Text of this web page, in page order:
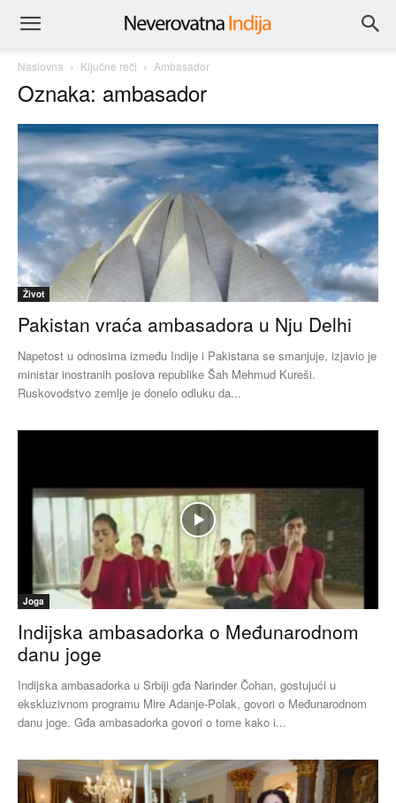
Naslovna Ključne reči Ambasador
Oznaka: ambasador
Život
Pakistan vraća ambasadora u Nju Delhi
Napetost u odnosima između Indije i Pakistana se smanjuje, izjavio je
ministar inostranih poslova republike Šah Mehmud Kureši.
Ruskovodstvo zemlje je donelo odluku da...
Joga
Indijska ambasadorka o Međunarodnom
danu joge
Indijska ambasadorka u Srbiji gđa Narinder Čohan, gostujući u
ekskluzivnom programu Mire Adanje-Polak, govori o Međunarodnom
danu joge. Gđa ambasadorka govori o tome kako i...